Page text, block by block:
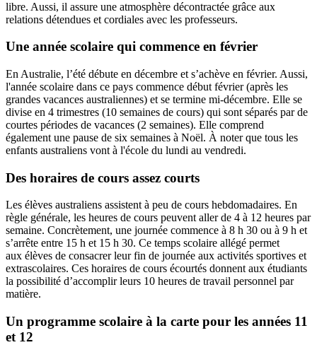
libre. Aussi, il assure une atmosphère décontractée grâce aux
relations détendues et cordiales avec les professeurs.
Une année scolaire qui commence en février
En Australie, l’été débute en décembre et s’achève en février. Aussi,
l'année scolaire dans ce pays commence début février (après les
grandes vacances australiennes) et se termine mi-décembre. Elle se
divise en 4 trimestres (10 semaines de cours) qui sont séparés par de
courtes périodes de vacances (2 semaines). Elle comprend
également une pause de six semaines à Noël. À noter que tous les
enfants australiens vont à l'école du lundi au vendredi.
Des horaires de cours assez courts
Les élèves australiens assistent à peu de cours hebdomadaires. En
règle générale, les heures de cours peuvent aller de 4 à 12 heures par
semaine. Concrètement, une journée commence à 8 h 30 ou à 9 h et
s’arrête entre 15 h et 15 h 30. Ce temps scolaire allégé permet
aux élèves de consacrer leur fin de journée aux activités sportives et
extrascolaires. Ces horaires de cours écourtés donnent aux étudiants
la possibilité d’accomplir leurs 10 heures de travail personnel par
matière.
Un programme scolaire à la carte pour les années 11
et 12